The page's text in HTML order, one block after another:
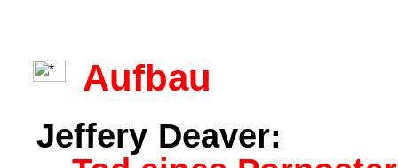
Aufbau
Jeffery Deaver: